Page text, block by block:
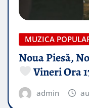
MUZICA
Noua Piesă,
Vineri Ora
admin